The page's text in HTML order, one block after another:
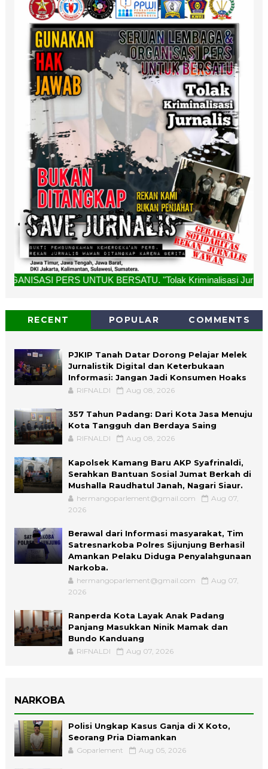
UNTUK BERSATU. "Tolak Kriminalisasi Jurnalis, Rekan
RECENT POPULAR COMMENTS
PJKIP Tanah Datar Dorong Pelajar Melek
Jurnalistik Digital dan Keterbukaan
Informasi: Jangan Jadi Konsumen Hoaks
RIFNALDI Aug 08, 2026
357 Tahun Padang: Dari Kota Jasa Menuju
Kota Tangguh dan Berdaya Saing
RIFNALDI Aug 08, 2026
Kapolsek Kamang Baru AKP Syafrinaldi,
Serahkan Bantuan Sosial Jumat Berkah di
Mushalla Raudhatul Janah, Nagari Siaur.
hermangoparlement@gmail.com
Aug 07,
2026
Berawal dari Informasi masyarakat, Tim
Satresnarkoba Polres Sijunjung Berhasil
Amankan Pelaku Diduga Penyalahgunaan
Narkoba.
hermangoparlement@gmail.com
Aug 07,
2026
Ranperda Kota Layak Anak Padang
Panjang Masukkan Ninik Mamak dan
Bundo Kanduang
RIFNALDI Aug 07, 2026
NARKOBA
Polisi Ungkap Kasus Ganja di X Koto,
Seorang Pria Diamankan
Goparlement Aug 05, 2026